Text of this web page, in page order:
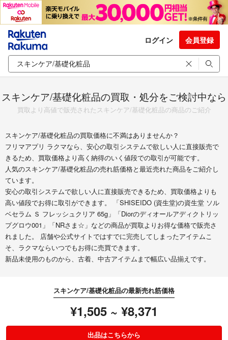
ログイン 会員登録
スキンケア/基礎化粧品の買取・処分をご検討中なら
買取より高値で販売されたスキンケア/基礎化粧品の商品のご紹介
スキンケア/基礎化粧品の買取価格に不満はありませんか？
フリマアプリ ラクマなら、安心の取引システムで欲しい人に直接販売で
きるため、買取価格より高く納得のいく値段での取引が可能です。
人気のスキンケア/基礎化粧品の売れ筋価格と最近売れた商品をご紹介し
ています。
安心の取引システムで欲しい人に直接販売できるため、買取価格よりも
高い値段でお得に取引ができます。 「SHISEIDO (資生堂)の資生堂 ソル
ベセラム Ｓ フレッシュクリア 65g」「Diorのディオールアディクトリッ
プグロウ001」「NRさま☆」などの商品が買取よりお得な価格で販売さ
れました。 店舗や公式サイトではすでに完売してしまったアイテムこ
そ、ラクマならいつでもお得に売買できます。
新品未使用のものから、古着、中古アイテムまで幅広い品揃えです。
スキンケア/基礎化粧品の最新売れ筋価格
¥1,505 ~ ¥8,371
出品はこちらから